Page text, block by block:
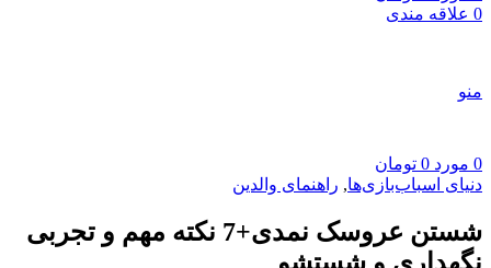
0 علاقه مندی
منو
0 مورد 0 تومان
دنیای اسباب‌بازی‌ها, راهنمای والدین
شستن عروسک نمدی+7 نکته مهم و تجربی